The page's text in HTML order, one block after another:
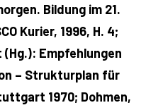
Bildung im 21.
Kurier, 1996, H. 4;
Empfehlungen
– Strukturplan für
1970; Dohmen,